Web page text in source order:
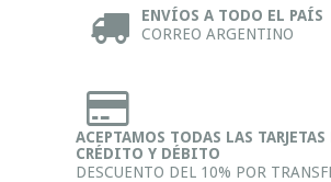
ENVÍOS A TODO EL PAÍS
CORREO ARGENTINO
ACEPTAMOS TODAS LAS TARJETAS
CRÉDITO Y DÉBITO
DESCUENTO DEL 10% POR